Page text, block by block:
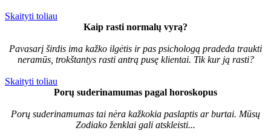
Skaityti toliau
Kaip rasti normalų vyrą?
Pavasarį širdis ima kažko ilgėtis ir pas psichologą pradeda traukti
neramūs, trokštantys rasti antrą pusę klientai. Tik kur ją rasti?
Skaityti toliau
Porų suderinamumas pagal horoskopus
Porų suderinamumas tai nėra kažkokia paslaptis ar burtai. Mūsų
Zodiako ženklai gali atskleisti...